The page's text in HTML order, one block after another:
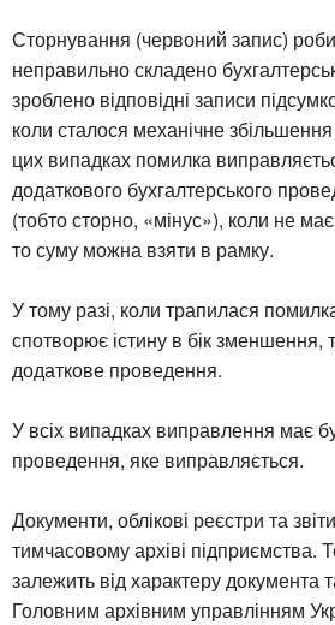
Сторнування (червоний запис)
неправильно складено
зроблено відповідні записи
коли сталося механічне
цих випадках помилка
додаткового бухгалтерського
(тобто сторно, «мінус»), коли не
то суму можна взяти в рамку.
У тому разі, коли трапилася
спотворює істину в бік зменшення,
додаткове проведення.
У всіх випадках виправлення має
проведення, яке виправляється.
Документи, облікові реєстри та
тимчасовому архіві підприємства.
залежить від характеру документа
Головним архівним управлінням